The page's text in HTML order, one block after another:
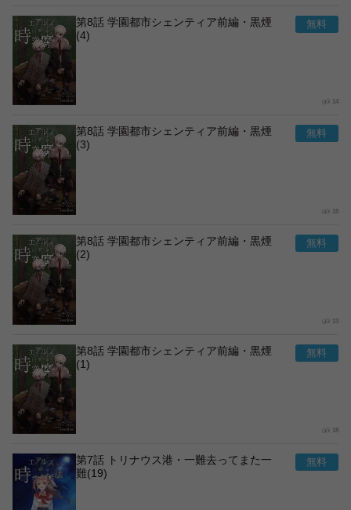
第8話 学園都市シェンティア前編・黒煙
(4)
14
第8話 学園都市シェンティア前編・黒煙
(3)
15
第8話 学園都市シェンティア前編・黒煙
(2)
13
第8話 学園都市シェンティア前編・黒煙
(1)
18
第7話 トリナウス港・一難去ってまた一
難(19)